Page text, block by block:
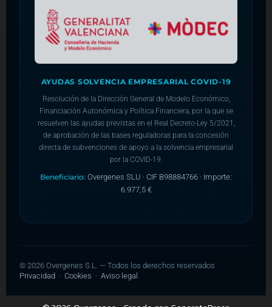
AYUDAS SOLVENCIA EMPRESARIAL COVID-19
Resolución de la Dirección General de Modelo Económico,
Financiación Autonómica y Política Financiera, por la que se
resuelven las ayudas previstas en el Real Decreto-Ley 5/2021,
de aprobación de las bases reguladoras para la concesión
directa de subvenciones de apoyo a la solvencia empresarial
por la COVID-19.
Beneficiario: Overgenes SLU · CIF B98884766 · Importe:
6.977,5 €
©2026 Overgenes S.L. — Todos los derechos reservados
Privacidad ·Cookies ·Aviso legal